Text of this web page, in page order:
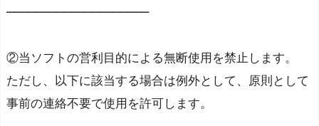
────────────────────
②当ソフトの営利目的による無断使用を禁止します。
ただし、以下に該当する場合は例外として、原則として
事前の連絡不要で使用を許可します。